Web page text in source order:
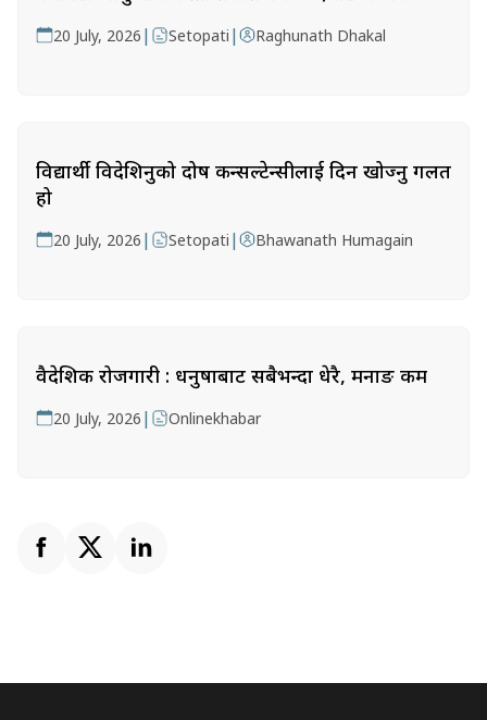
20 July, 2026 | Setopati | Raghunath Dhakal
विद्यार्थी विदेशिनुको दोष कन्सल्टेन्सीलाई दिन खोज्नु गलत
हो
20 July, 2026 | Setopati | Bhawanath Humagain
वैदेशिक रोजगारी : धनुषाबाट सबैभन्दा धेरै, मनाङ कम
20 July, 2026 | Onlinekhabar